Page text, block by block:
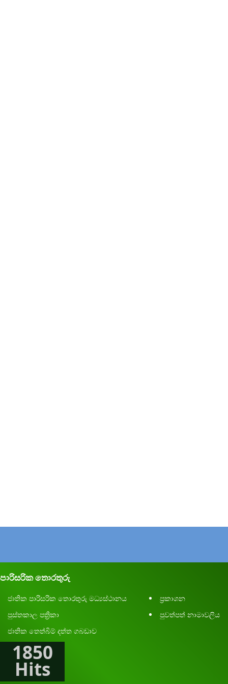
පාරිසරික තොරතුරු
ජාතික පාරිසරික තොරතුරු මධ්‍යස්ථානය
ප්‍රකාශන
පුස්තකාල පත්‍රිකා
පුවත්පත් නාමාවලිය
ජාතික තෙත්බිම් දත්ත ගබඩාව
1850
Hits